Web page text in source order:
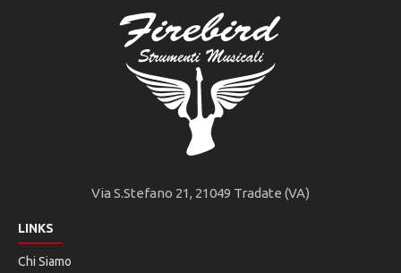
Via S.Stefano 21, 21049 Tradate (VA)
LINKS
Chi Siamo